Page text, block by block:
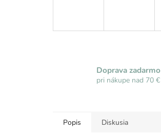
Doprava zadarmo
pri nákupe nad 70 €
Popis Diskusia